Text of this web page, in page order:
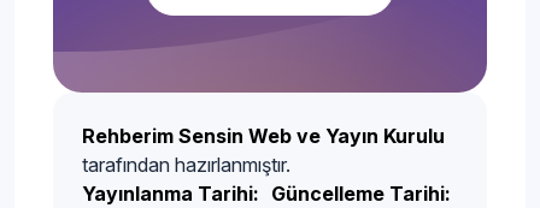
Rehberim Sensin Web ve Yayın Kurulu
tarafından hazırlanmıştır.
Yayınlanma Tarihi: Güncelleme Tarihi: